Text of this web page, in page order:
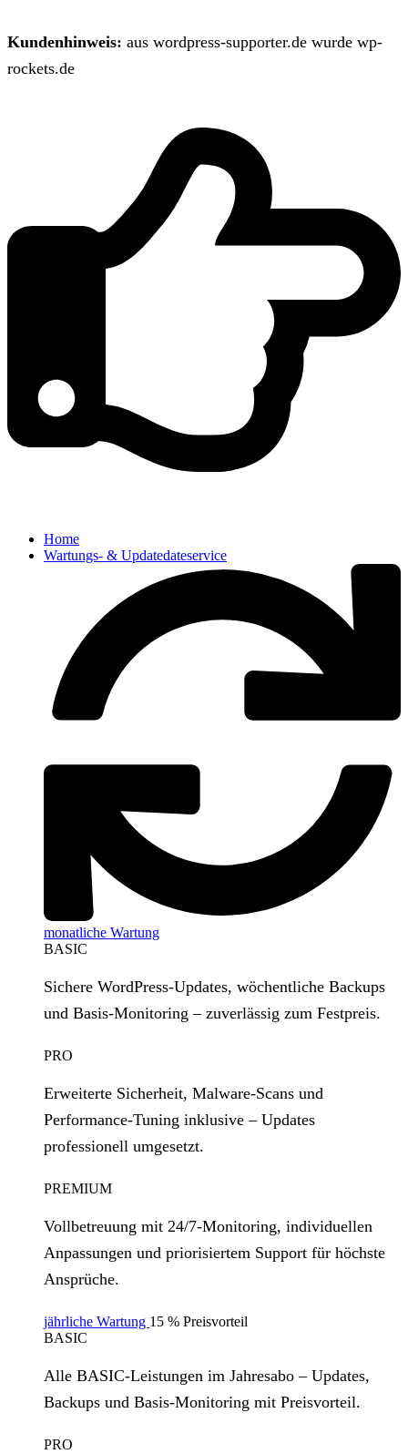
Kundenhinweis: aus wordpress-supporter.de wurde wp-
rockets.de
Home
Wartungs- & Updatedateservice
monatliche Wartung
BASIC
Sichere WordPress‑Updates, wöchentliche Backups
und Basis‑Monitoring – zuverlässig zum Festpreis.
PRO
Erweiterte Sicherheit, Malware‑Scans und
Performance‑Tuning inklusive – Updates
professionell umgesetzt.
PREMIUM
Vollbetreuung mit 24/7‑Monitoring, individuellen
Anpassungen und priorisiertem Support für höchste
Ansprüche.
jährliche Wartung 15 % Preisvorteil
BASIC
Alle BASIC‑Leistungen im Jahresabo – Updates,
Backups und Basis‑Monitoring mit Preisvorteil.
PRO